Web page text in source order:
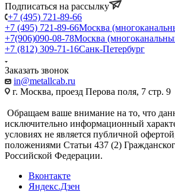
Подписаться на рассылку
+7 (495) 721-89-66
+7 (495) 721-89-66Москва
+7(906)090-08-78Москва
+7 (812) 309-71-16Санк-Петербург
Заказать звонок
in@metallcab.ru
г. Москва, проезд Перова поля, 7 стр. 9
Обращаем ваше внимание на то, что
исключительно информационный
условиях не является публичной
положениями Статьи 437 (2)
Российской Федерации.
Вконтакте
Яндекс.Дзен